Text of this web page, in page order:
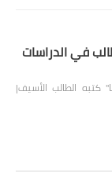
في الدراسات
كتبه الطالب الأسيف|